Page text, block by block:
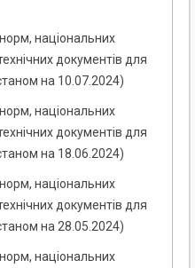
національних
документів для
на 10.07.2024)
національних
документів для
на 18.06.2024)
національних
документів для
на 28.05.2024)
національних